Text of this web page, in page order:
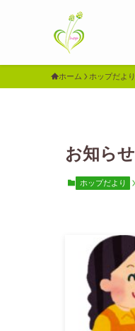
ホーム ホップだより
お知らせ
ホップだより